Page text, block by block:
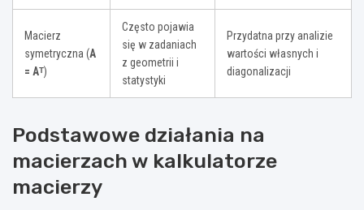
Macierz
symetryczna (A
= Aᵀ)
Często pojawia
się w zadaniach
z geometrii i
statystyki
Przydatna przy analizie
wartości własnych i
diagonalizacji
Podstawowe działania na
macierzach w kalkulatorze
macierzy